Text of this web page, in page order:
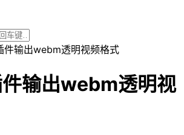
件输出webm透明视频格式
输出webm透明视